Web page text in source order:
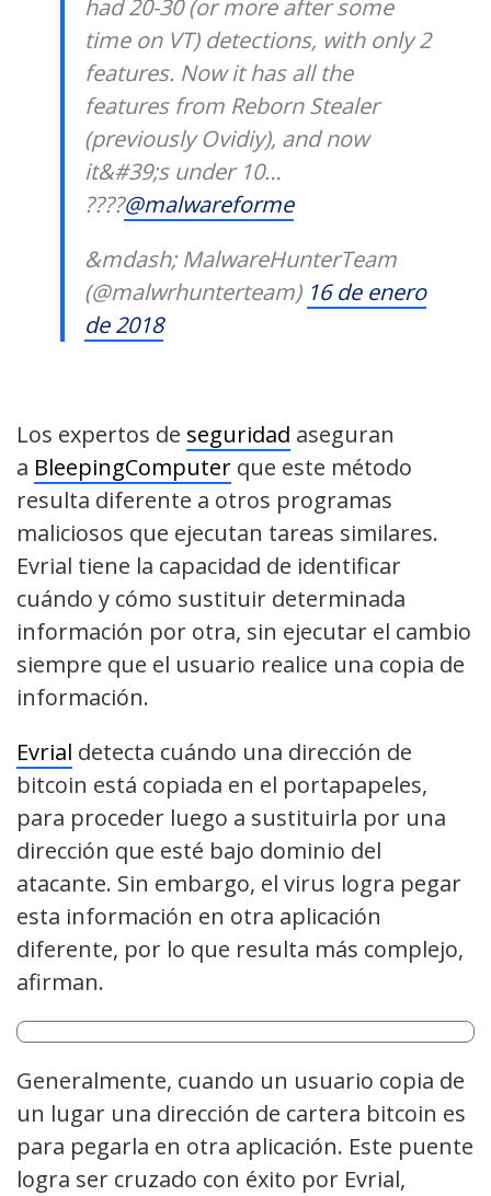
had 20-30 (or more after some
time on VT) detections, with only 2
features. Now it has all the
features from Reborn Stealer
(previously Ovidiy), and now
it&#39;s under 10…
????@malwareforme
&mdash; MalwareHunterTeam
(@malwrhunterteam) 16 de enero
de 2018
Los expertos de seguridad aseguran
a BleepingComputer que este método
resulta diferente a otros programas
maliciosos que ejecutan tareas similares.
Evrial tiene la capacidad de identificar
cuándo y cómo sustituir determinada
información por otra, sin ejecutar el cambio
siempre que el usuario realice una copia de
información.
Evrial detecta cuándo una dirección de
bitcoin está copiada en el portapapeles,
para proceder luego a sustituirla por una
dirección que esté bajo dominio del
atacante. Sin embargo, el virus logra pegar
esta información en otra aplicación
diferente, por lo que resulta más complejo,
afirman.
Generalmente, cuando un usuario copia de
un lugar una dirección de cartera bitcoin es
para pegarla en otra aplicación. Este puente
logra ser cruzado con éxito por Evrial,